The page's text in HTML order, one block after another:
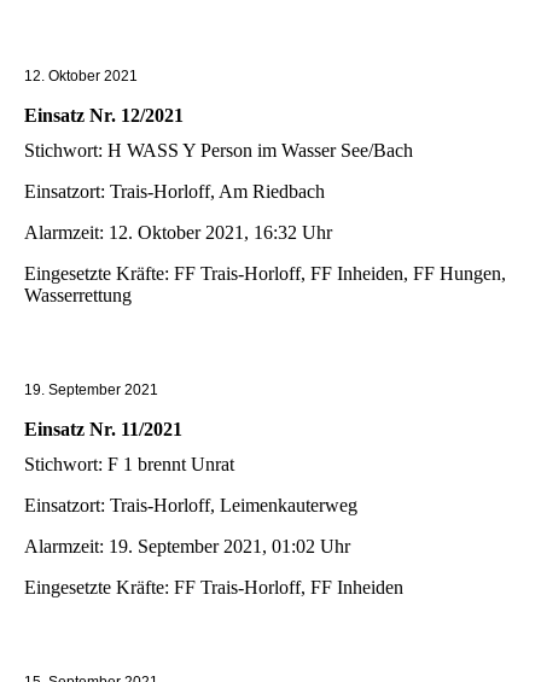
12. Oktober 2021
Einsatz Nr. 12/2021
Stichwort: H WASS Y Person im Wasser See/Bach
Einsatzort: Trais-Horloff, Am Riedbach
Alarmzeit: 12. Oktober 2021, 16:32 Uhr
Eingesetzte Kräfte: FF Trais-Horloff, FF Inheiden, FF Hungen,
Wasserrettung
19. September 2021
Einsatz Nr. 11/2021
Stichwort: F 1 brennt Unrat
Einsatzort: Trais-Horloff, Leimenkauterweg
Alarmzeit: 19. September 2021, 01:02 Uhr
Eingesetzte Kräfte: FF Trais-Horloff, FF Inheiden